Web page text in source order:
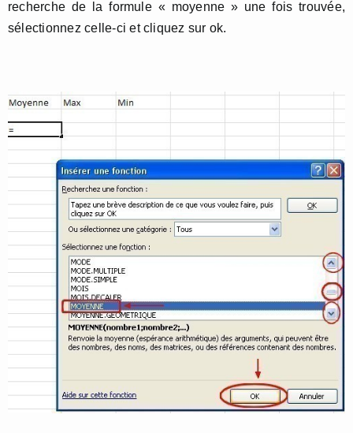
recherche de la formule « moyenne » une fois trouvée,
sélectionnez celle-ci et cliquez sur ok.